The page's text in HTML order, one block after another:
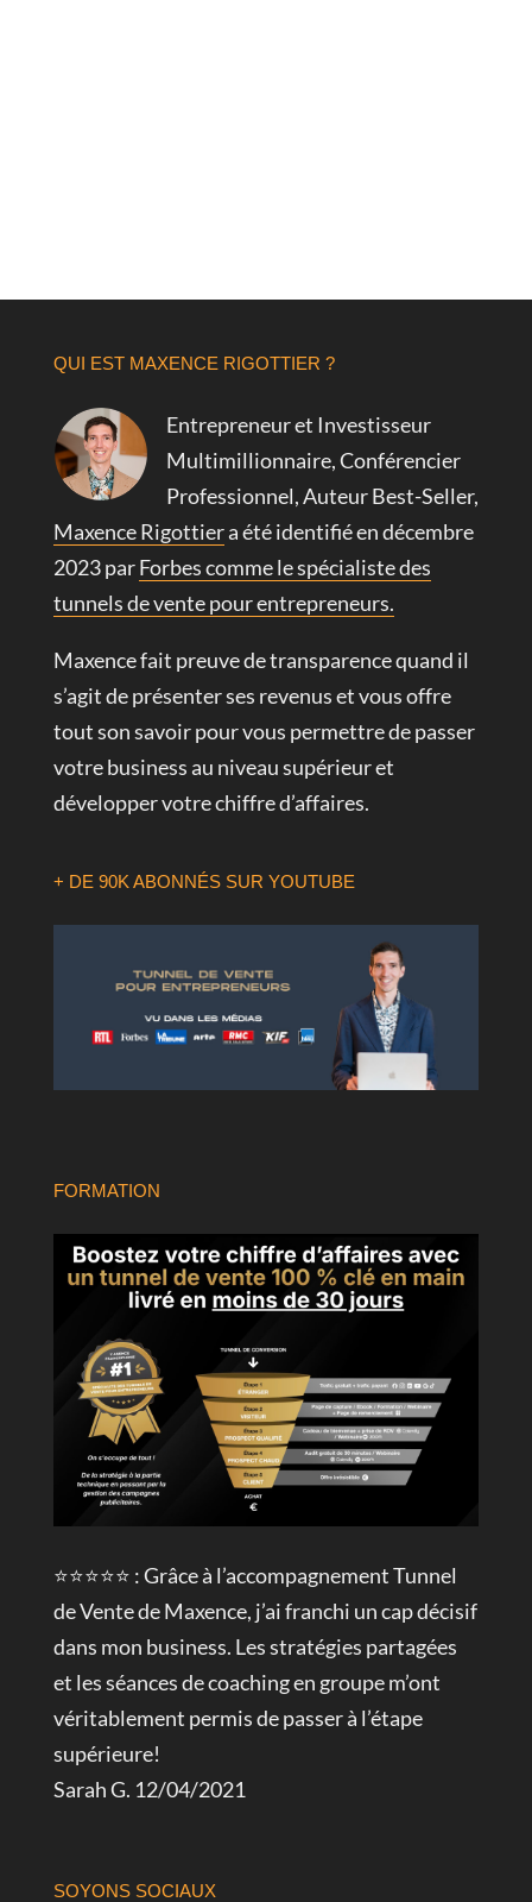
QUI EST MAXENCE RIGOTTIER ?
Entrepreneur et Investisseur
Multimillionnaire, Conférencier
Professionnel, Auteur Best-Seller,
Maxence Rigottiera été identifié en décembre
2023 parForbes comme le spécialiste des
tunnels de vente pour entrepreneurs.
Maxence fait preuve de transparence quand il
s’agit de présenter ses revenus et vous offre
tout son savoir pour vous permettre de passer
votre business au niveau supérieur et
développer votre chiffre d’affaires.
+ DE 90K ABONNÉS SUR YOUTUBE
FORMATION
⭐⭐⭐⭐⭐ : Grâce à l’accompagnement Tunnel
de Vente de Maxence, j’ai franchi un cap décisif
dans mon business. Les stratégies partagées
et les séances de coaching en groupe m’ont
véritablement permis de passer à l’étape
supérieure!
Sarah G. 12/04/2021
SOYONS SOCIAUX